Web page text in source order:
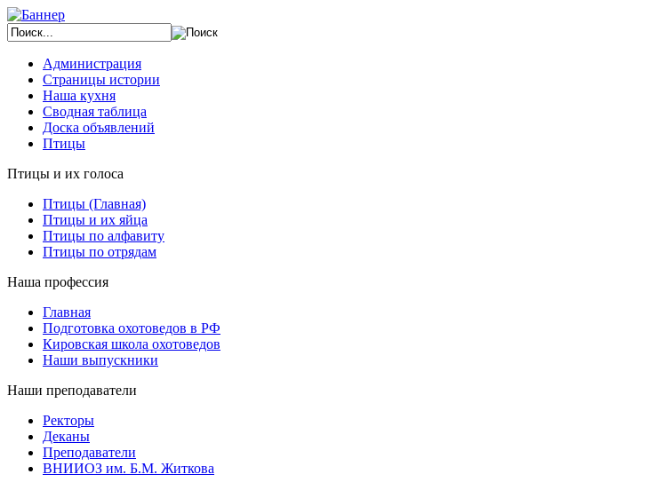
Администрация
Страницы истории
Наша кухня
Сводная таблица
Доска объявлений
Птицы
Птицы и их голоса
Птицы (Главная)
Птицы и их яйца
Птицы по алфавиту
Птицы по отрядам
Наша профессия
Главная
Подготовка охотоведов в РФ
Кировская школа охотоведов
Наши выпускники
Наши преподаватели
Ректоры
Деканы
Преподаватели
ВНИИОЗ им. Б.М. Житкова